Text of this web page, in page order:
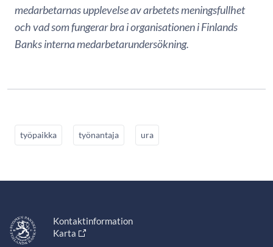
medarbetarnas upplevelse av arbetets meningsfullhet
och vad som fungerar bra i organisationen i Finlands
Banks interna medarbetarundersökning.
työpaikka työnantaja ura
Kontaktinformation
Karta